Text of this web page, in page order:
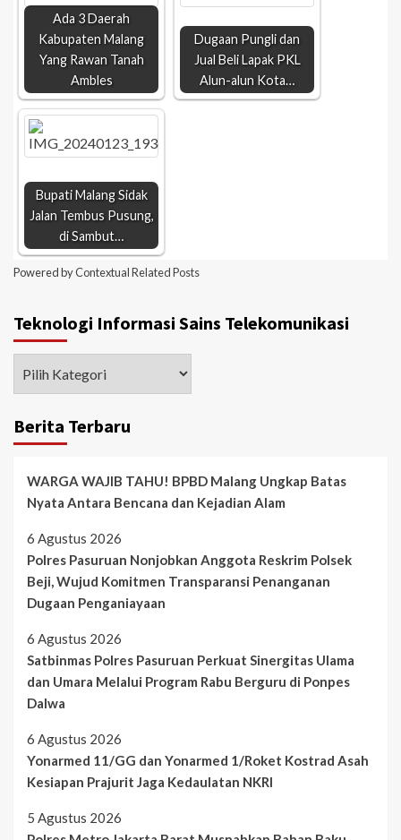
Ada 3 Daerah
Kabupaten Malang
Yang Rawan Tanah
Ambles
Dugaan Pungli dan
Jual Beli Lapak PKL
Alun-alun Kota…
Bupati Malang Sidak
Jalan Tembus Pusung,
di Sambut…
Powered byContextual Related Posts
Teknologi Informasi Sains Telekomunikasi
Berita Terbaru
WARGA WAJIB TAHU! BPBD Malang Ungkap Batas
Nyata Antara Bencana dan Kejadian Alam
6 Agustus 2026
Polres Pasuruan Nonjobkan Anggota Reskrim Polsek
Beji, Wujud Komitmen Transparansi Penanganan
Dugaan Penganiayaan
6 Agustus 2026
Satbinmas Polres Pasuruan Perkuat Sinergitas Ulama
dan Umara Melalui Program Rabu Berguru di Ponpes
Dalwa
6 Agustus 2026
Yonarmed 11/GG dan Yonarmed 1/Roket Kostrad Asah
Kesiapan Prajurit Jaga Kedaulatan NKRI
5 Agustus 2026